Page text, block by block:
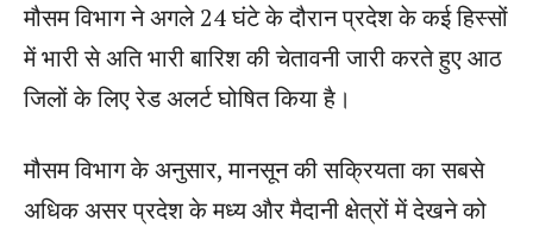
मौसम विभाग ने अगले 24 घंटे के दौरान प्रदेश के कई हिस्सों
में भारी से अति भारी बारिश की चेतावनी जारी करते हुए आठ
जिलों के लिए रेड अलर्ट घोषित किया है।
मौसम विभाग के अनुसार, मानसून की सक्रियता का सबसे
अधिक असर प्रदेश के मध्य और मैदानी क्षेत्रों में देखने को